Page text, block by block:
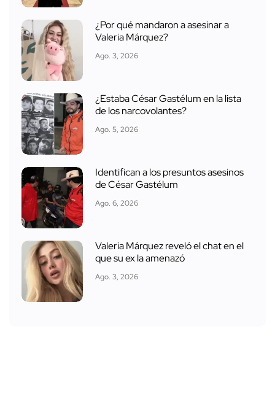
¿Por qué mandaron a asesinar a
Valeria Márquez?
Ago. 3, 2026
¿Estaba César Gastélum en la lista
de los narcovolantes?
Ago. 5, 2026
Identifican a los presuntos asesinos
de César Gastélum
Ago. 6, 2026
Valeria Márquez reveló el chat en el
que su ex la amenazó
Ago. 3, 2026